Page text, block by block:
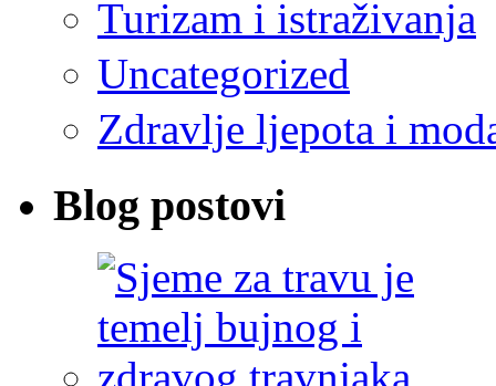
Turizam i istraživanja
Uncategorized
Zdravlje ljepota i
Blog postovi